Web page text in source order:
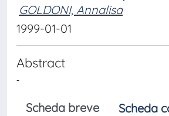
GOLDONI, Annalisa
1999-01-01
Abstract
-
Scheda breve
Scheda